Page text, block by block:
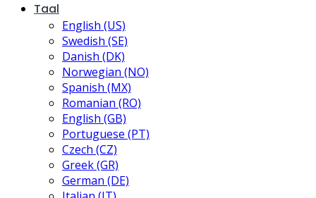
Taal
English (US)
Swedish (SE)
Danish (DK)
Norwegian (NO)
Spanish (MX)
Romanian (RO)
English (GB)
Portuguese (PT)
Czech (CZ)
Greek (GR)
German (DE)